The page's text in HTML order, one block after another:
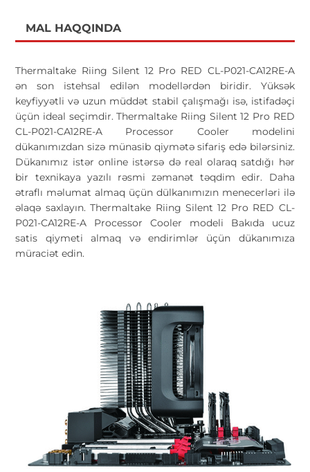
MAL HAQQINDA
Thermaltake Riing Silent 12 Pro RED CL-P021-CA12RE-A
ən son istehsal edilən modellərdən biridir. Yüksək
keyfiyyətli və uzun müddət stabil çalışmağı isə, istifadəçi
üçün ideal seçimdir. Thermaltake Riing Silent 12 Pro RED
CL-P021-CA12RE-A Processor Cooler modelini
dükanımızdan sizə münasib qiymətə sifariş edə bilərsiniz.
Dükanımız istər online istərsə də real olaraq satdığı hər
bir texnikaya yazılı rəsmi zəmanət təqdim edir. Daha
ətraflı məlumat almaq üçün dülkanımızın menecerləri ilə
əlaqə saxlayın. Thermaltake Riing Silent 12 Pro RED CL-
P021-CA12RE-A Processor Cooler modeli Bakıda ucuz
satis qiymeti almaq və endirimlər üçün dükanımıza
müraciət edin.